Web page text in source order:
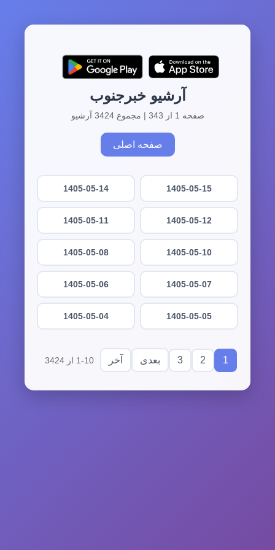
آرشیو خبرجنوب
صفحه 1 از 343 | مجموع 3424 آرشیو
صفحه اصلی
1405-05-15
1405-05-14
1405-05-12
1405-05-11
1405-05-10
1405-05-08
1405-05-07
1405-05-06
1405-05-05
1405-05-04
1
2
3 بعدی آخر 1-10 از 3424